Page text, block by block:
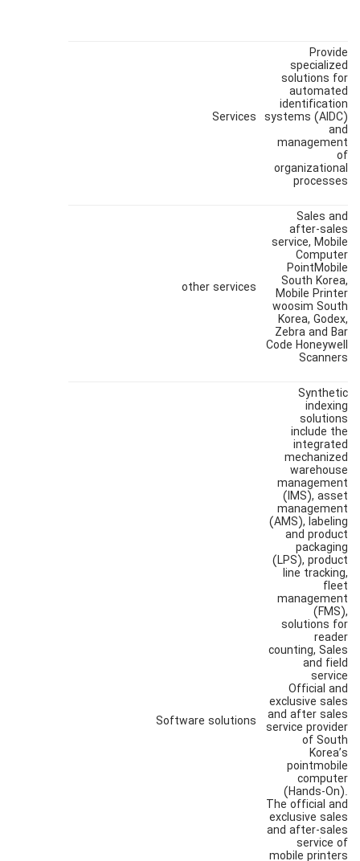
Services
Provide
specialized
solutions for
automated
identification
systems (AIDC)
and
management
of
organizational
processes
other services
Sales and
after-sales
service, Mobile
Computer
PointMobile
South Korea,
Mobile Printer
woosim South
Korea, Godex,
Zebra and Bar
Code Honeywell
Scanners
Software solutions
Synthetic
indexing
solutions
include the
integrated
mechanized
warehouse
management
(IMS), asset
management
(AMS), labeling
and product
packaging
(LPS), product
line tracking,
fleet
management
(FMS),
solutions for
reader
counting, Sales
and field
service
Official and
exclusive sales
and after sales
service provider
of South
Korea’s
pointmobile
computer
(Hands-On).
The official and
exclusive sales
and after-sales
service of
mobile printers